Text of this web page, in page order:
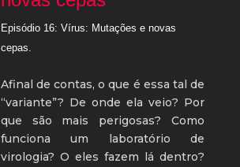
Episódio 16: Vírus: Mutações e novas
cepas.
Afinal de contas, o que é essa tal de
“variante”? De onde ela veio? Por
que são mais perigosas? Como
funciona um laboratório de
virologia? O eles fazem lá dentro?